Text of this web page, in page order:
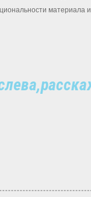
материала и